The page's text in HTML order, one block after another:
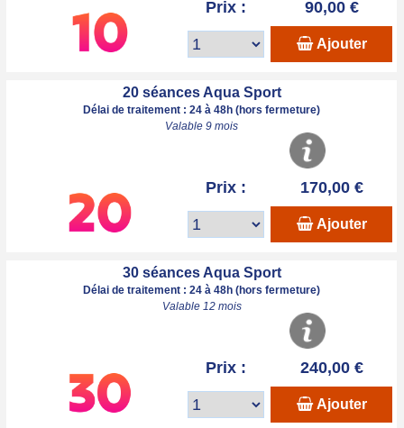
Prix : 90,00 €
Ajouter
20 séances Aqua Sport
Délai de traitement : 24 à 48h (hors fermeture)
Valable 9 mois
Prix : 170,00 €
Ajouter
30 séances Aqua Sport
Délai de traitement : 24 à 48h (hors fermeture)
Valable 12 mois
Prix : 240,00 €
Ajouter